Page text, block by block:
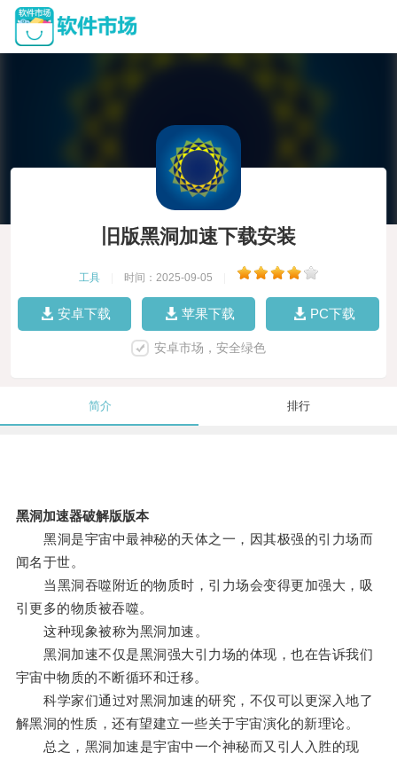
旧版黑洞加速下载安装
工具 时间：2025-09-05
安卓下载 苹果下载 PC下载
安卓市场，安全绿色
简介 排行
黑洞加速器破解版版本
黑洞是宇宙中最神秘的天体之一，因其极强的引力场而
闻名于世。
当黑洞吞噬附近的物质时，引力场会变得更加强大，吸
引更多的物质被吞噬。
这种现象被称为黑洞加速。
黑洞加速不仅是黑洞强大引力场的体现，也在告诉我们
宇宙中物质的不断循环和迁移。
科学家们通过对黑洞加速的研究，不仅可以更深入地了
解黑洞的性质，还有望建立一些关于宇宙演化的新理论。
总之，黑洞加速是宇宙中一个神秘而又引人入胜的现